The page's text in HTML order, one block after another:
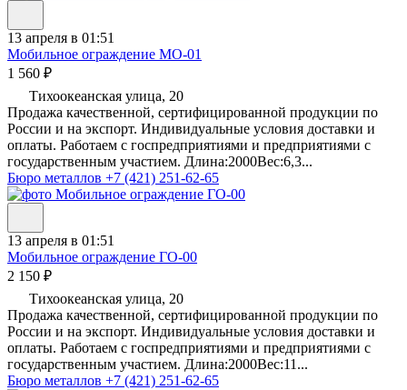
13 апреля в 01:51
Мобильное ограждение МО-01
1 560 ₽
Тихоокеанская улица, 20
Продажа качественной, сертифицированной продукции по
России и на экспорт. Индивидуальные условия доставки и
оплаты. Работаем с госпредприятиями и предприятиями с
государственным участием. Длина:2000Вес:6,3...
Бюро металлов +7 (421) 251-62-65
13 апреля в 01:51
Мобильное ограждение ГО-00
2 150 ₽
Тихоокеанская улица, 20
Продажа качественной, сертифицированной продукции по
России и на экспорт. Индивидуальные условия доставки и
оплаты. Работаем с госпредприятиями и предприятиями с
государственным участием. Длина:2000Вес:11...
Бюро металлов +7 (421) 251-62-65